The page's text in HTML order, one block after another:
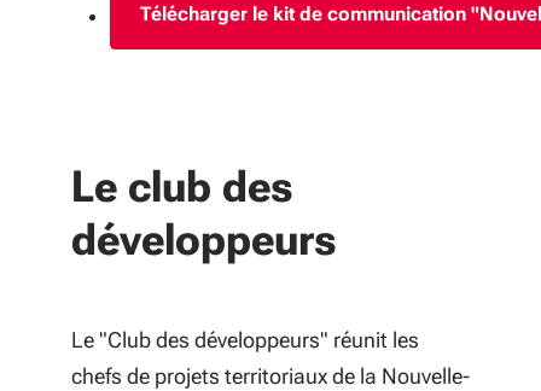
Télécharger le kit de communication
(S'ouvre dans
Le club des
développeurs
Le "Club des développeurs" réunit les
chefs de projets territoriaux de la Nouvelle-